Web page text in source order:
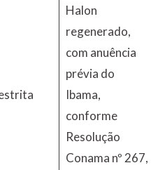
Halon
regenerado,
com anuência
prévia do
Ibama,
conforme
Resolução
Conama nº 267,